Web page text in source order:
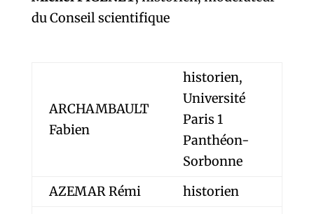
du Conseil scientifique
ARCHAMBAULT
Fabien
historien,
Université
Paris 1
Panthéon-
Sorbonne
AZEMAR Rémi
historien